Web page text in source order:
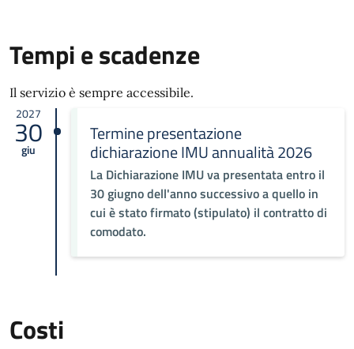
Tempi e scadenze
Il servizio è sempre accessibile.
2027
30
giu
Termine presentazione
dichiarazione IMU annualità 2026
La Dichiarazione IMU va presentata entro il
30 giugno dell'anno successivo a quello in
cui è stato firmato (stipulato) il contratto di
comodato.
Costi